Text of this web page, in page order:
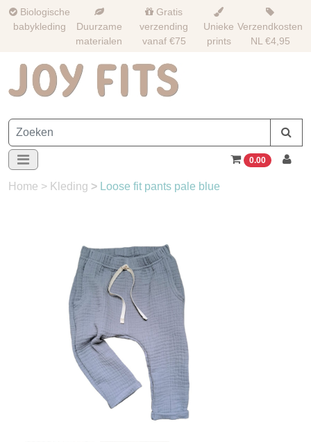
Biologische
babykleding
Duurzame
materialen
Gratis
verzending
vanaf €75
Unieke
prints
Verzendkosten
NL €4,95
0.00
Home > Kleding > Loose fit pants pale blue